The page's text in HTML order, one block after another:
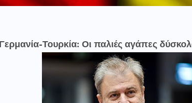
Γερμανία-Τουρκία: Οι παλιές αγάπες